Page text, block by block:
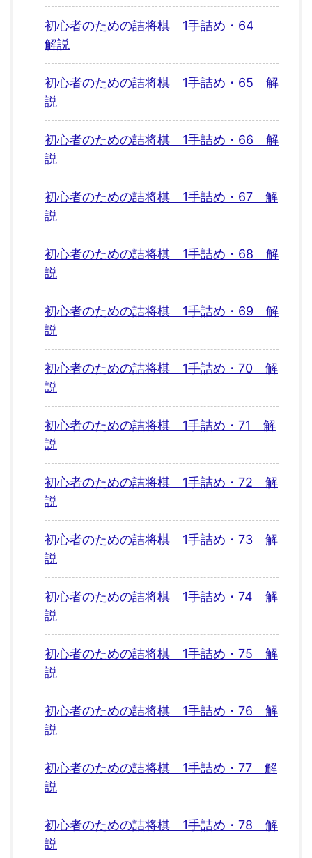
初心者のための詰将棋 1手詰め・64
解説
初心者のための詰将棋 1手詰め・65 解
説
初心者のための詰将棋 1手詰め・66 解
説
初心者のための詰将棋 1手詰め・67 解
説
初心者のための詰将棋 1手詰め・68 解
説
初心者のための詰将棋 1手詰め・69 解
説
初心者のための詰将棋 1手詰め・70 解
説
初心者のための詰将棋 1手詰め・71 解
説
初心者のための詰将棋 1手詰め・72 解
説
初心者のための詰将棋 1手詰め・73 解
説
初心者のための詰将棋 1手詰め・74 解
説
初心者のための詰将棋 1手詰め・75 解
説
初心者のための詰将棋 1手詰め・76 解
説
初心者のための詰将棋 1手詰め・77 解
説
初心者のための詰将棋 1手詰め・78 解
説